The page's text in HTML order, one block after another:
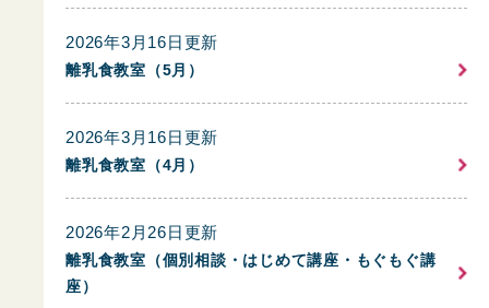
2026年3月16日更新
離乳食教室（5月）
2026年3月16日更新
離乳食教室（4月）
2026年2月26日更新
離乳食教室（個別相談・はじめて講座・もぐもぐ講
座）